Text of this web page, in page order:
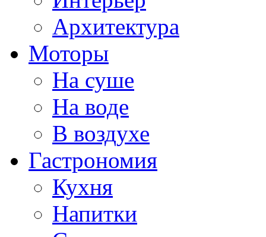
Архитектура
Моторы
На суше
На воде
В воздухе
Гастрономия
Кухня
Напитки